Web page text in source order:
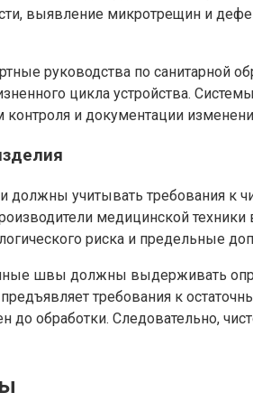
выявление микротрещин и
руководства по санитарной
цикла устройства.
контроля и документации
должны учитывать требования
медицинской
риска и предельные
швы должны выдерживать
требования к
обработки. Следовательно,